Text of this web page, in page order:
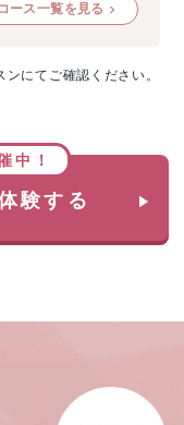
コース一覧を見る
にてご確認ください。
中！
験する